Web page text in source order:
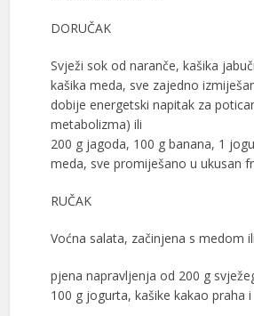
DORUČAK
Svježi sok od naranče, kašika
kašika meda, sve zajedno
dobije energetski napitak za
metabolizma) ili
200 g jagoda, 100 g banana, 1
meda, sve promiješano u ukusan
RUČAK
Voćna salata, začinjena s medom ili
pjena napravljenja od 200 g
100 g jogurta, kašike kakao praha